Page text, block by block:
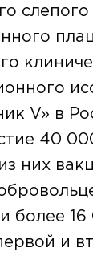
слепого
V» в
40
них
более 16
и